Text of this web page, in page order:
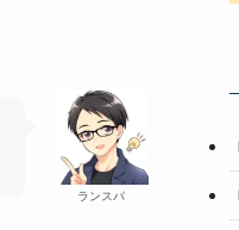
ランスパ